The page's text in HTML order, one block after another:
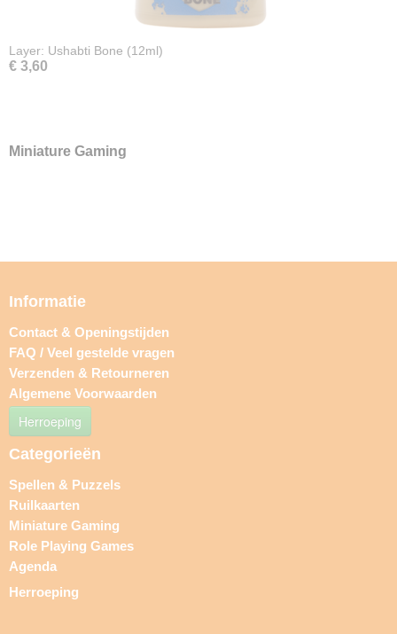
Layer: Ushabti Bone (12ml)
€ 3,60
Miniature Gaming
Informatie
Contact & Openingstijden
FAQ / Veel gestelde vragen
Verzenden & Retourneren
Algemene Voorwaarden
Herroeping
Categorieën
Spellen & Puzzels
Ruilkaarten
Miniature Gaming
Role Playing Games
Agenda
Herroeping